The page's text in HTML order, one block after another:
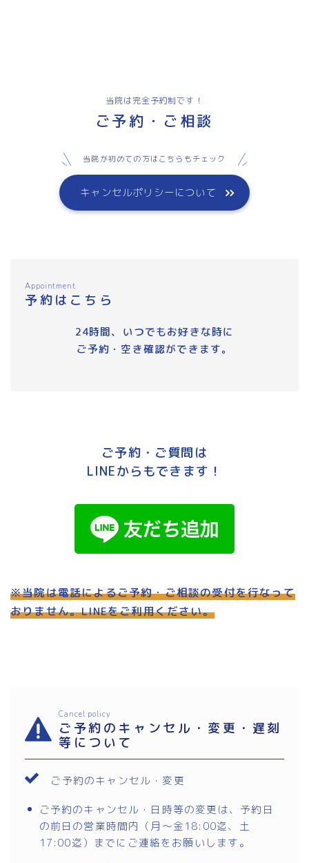
当院は完全予約制です！
ご予約・ご相談
当院が初めての方はこちらもチェック
キャンセルポリシーについて
Appointment
予約はこちら
24時間、いつでもお好きな時に
ご予約・空き確認ができます。
ご予約・ご質問は
LINEからもできます！
※当院は電話によるご予約・ご相談の受付を行なって
おりません。LINEをご利用ください。
Cancel policy
ご予約のキャンセル・変更・遅刻
等について
ご予約のキャンセル・変更
ご予約のキャンセル・日時等の変更は、予約日
の前日の営業時間内（月〜金18:00迄、土
17:00迄）までにご連絡をお願いします。